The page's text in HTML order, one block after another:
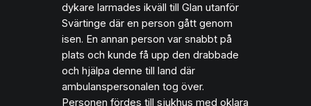
dykare larmades ikväll till Glan utanför
Svärtinge där en person gått genom
isen. En annan person var snabbt på
plats och kunde få upp den drabbade
och hjälpa denne till land där
ambulanspersonalen tog över.
Personen fördes till sjukhus med oklara